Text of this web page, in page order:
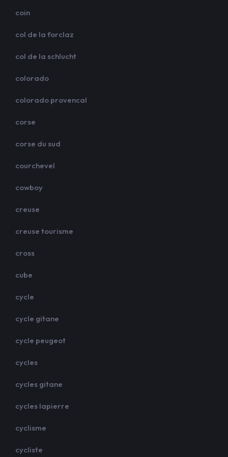
coin
col de la forclaz
col de la schlucht
colorado
colorado provencal
corse
corse du sud
courchevel
cowboy
creuse
creuse tourisme
cross
cube
cycle
cycle gitane
cycle peugeot
cycles
cycles gitane
cycles lapierre
cyclisme
cycliste